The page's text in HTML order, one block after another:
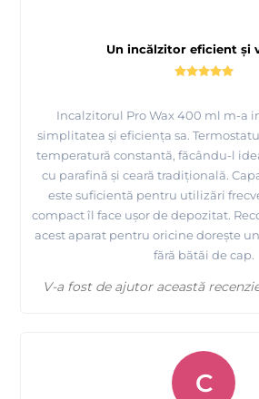
Un incălzitor eficient și
Incalzitorul Pro Wax 400 ml m-a
simplitatea și eficiența sa.
temperatură constantă, făcându-l
cu parafină și ceară tradițională.
este suficientă pentru utilizări
compact îl face ușor de depozitat.
acest aparat pentru oricine dorește
fără bătăi de cap.
V-a fost de ajutor această
C